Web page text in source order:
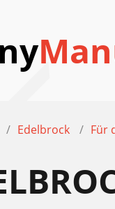
Edelbrock Für